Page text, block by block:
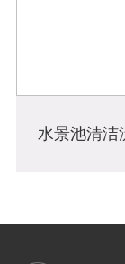
水景池清洁